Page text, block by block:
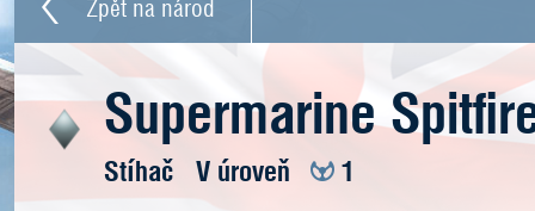
Zpět na národ
Supermarine
Stíhač V úroveň 1